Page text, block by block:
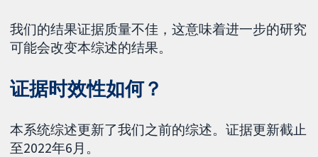
我们的结果证据质量不佳，这意味着进一步的研究
可能会改变本综述的结果。
证据时效性如何？
本系统综述更新了我们之前的综述。证据更新截止
至2022年6月。